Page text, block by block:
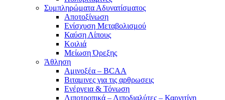
Συμπληρώματα Αδυνατίσματος
Αποτοξίνωση
Ενίσχυση Μεταβολισμού
Καύση Λίπους
Κοιλιά
Μείωση Όρεξης
Άθληση
Αμινοξέα – BCAA
Βιταμινες για τις αρθρωσεις
Ενέργεια & Τόνωση
Λιποτροπικά – Λιποδιαλύτες – Καρνιτίνη